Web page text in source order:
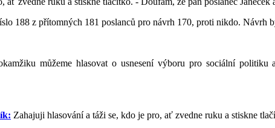
188 z přítomných 181 poslanců pro návrh 170, proti nikdo. Návrh
můžeme hlasovat o usnesení výboru pro sociální
Zahajuji hlasování a táži se, kdo je pro, ať zvedne ruku a stiskne